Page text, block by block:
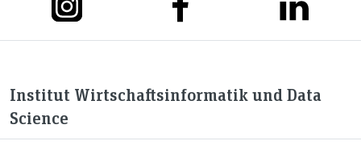
Institut Wirtschaftsinformatik und Data
Science